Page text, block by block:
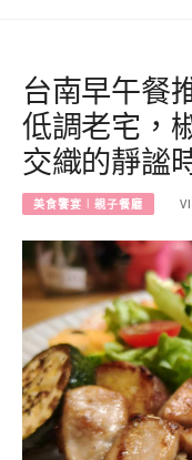
台南早午餐
低調老宅，
交織的靜謐
美食饗宴︱親子餐廳